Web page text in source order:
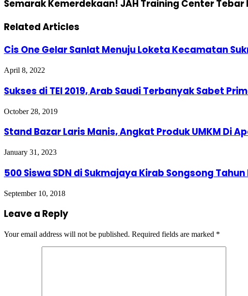
Semarak Kemerdekaan! JAH Training Center
Related Articles
Cis One Gelar Sanlat Menuju Loketa Kecamatan
April 8, 2022
Sukses di TEI 2019, Arab Saudi Terbanyak Sabet
October 28, 2019
Stand Bazar Laris Manis, Angkat Produk UMKM Di
January 31, 2023
500 Siswa SDN di Sukmajaya Kirab Songsong Tahun
September 10, 2018
Leave a Reply
Your email address will not be published. Required fields are marked *